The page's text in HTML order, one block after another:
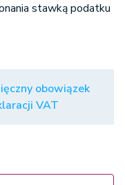
stawką podatku
obowiązek
VAT